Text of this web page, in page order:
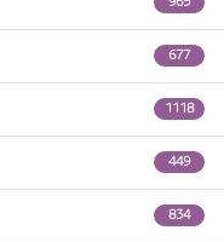
677
1118
449
834